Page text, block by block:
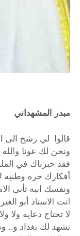
مبدر المشهداني
قالوا لي رشح الى
ونحن لك عونا
فقد خبرناك في
أفكارك حره وطنيه
ونفسك ابيه تأبى
انت الاستاذ أبو
لا تحتاج دعايه ولا
تشهد لك بغداد و..